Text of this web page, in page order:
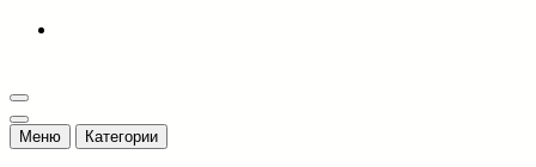
Меню Категории